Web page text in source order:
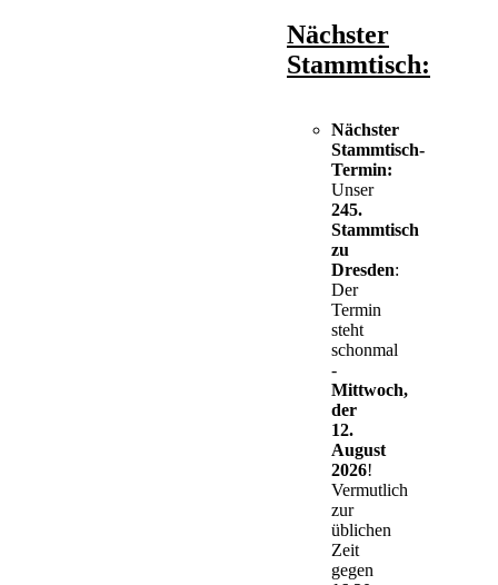
Nächster
Stammtisch:
Nächster
Stammtisch-
Termin:
Unser
245.
Stammtisch
zu
Dresden:
Der
Termin
steht
schonmal
-
Mittwoch,
der
12.
August
2026!
Vermutlich
zur
üblichen
Zeit
gegen